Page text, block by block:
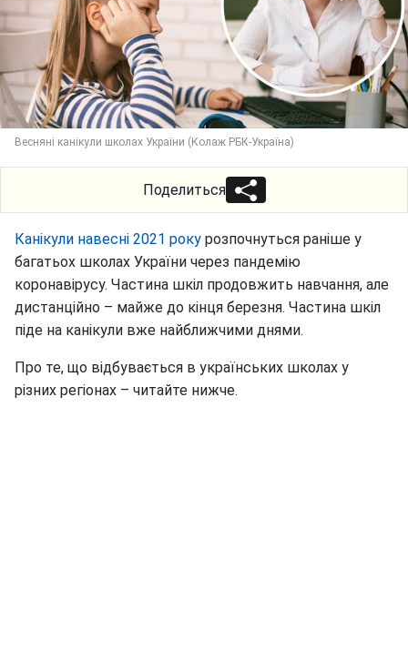
Весняні канікули школах України (Колаж РБК-Україна)
Поделиться
Канікули навесні 2021 року розпочнуться раніше у
багатьох школах України через пандемію
коронавірусу. Частина шкіл продовжить навчання, але
дистанційно – майже до кінця березня. Частина шкіл
піде на канікули вже найближчими днями.
Про те, що відбувається в українських школах у
різних регіонах – читайте нижче.